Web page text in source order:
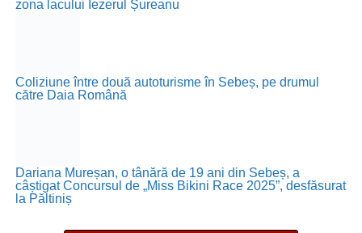
zona lacului Iezerul Șureanu
Coliziune între două autoturisme în Sebeș, pe drumul
către Daia Română
Dariana Mureșan, o tânără de 19 ani din Sebeș, a
câștigat Concursul de „Miss Bikini Race 2025”, desfăsurat
la Păltiniș